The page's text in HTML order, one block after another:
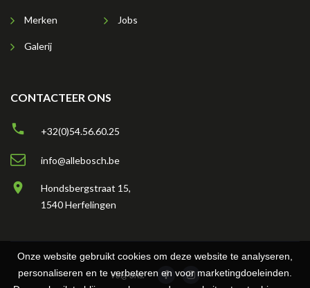
Onze website gebruikt cookies om deze website te analyseren,
personaliseren en te verbeteren en voor marketingdoeleinden.
Merken
Galerij
Jobs
CONTACTEER ONS
+32(0)54.56.60.25
info@allebosch.be
Hondsbergstraat 15,
1540 Herfelingen
Volg ons: